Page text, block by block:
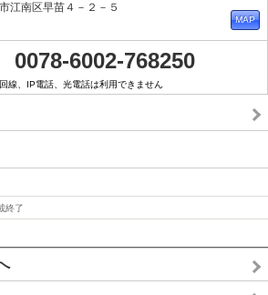
江南区早苗４－２－５
0078-6002-768250
線、IP電話、光電話は利用できません
終了